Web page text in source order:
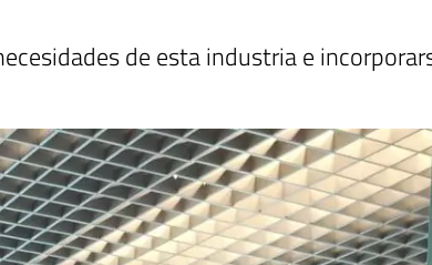
de esta industria e